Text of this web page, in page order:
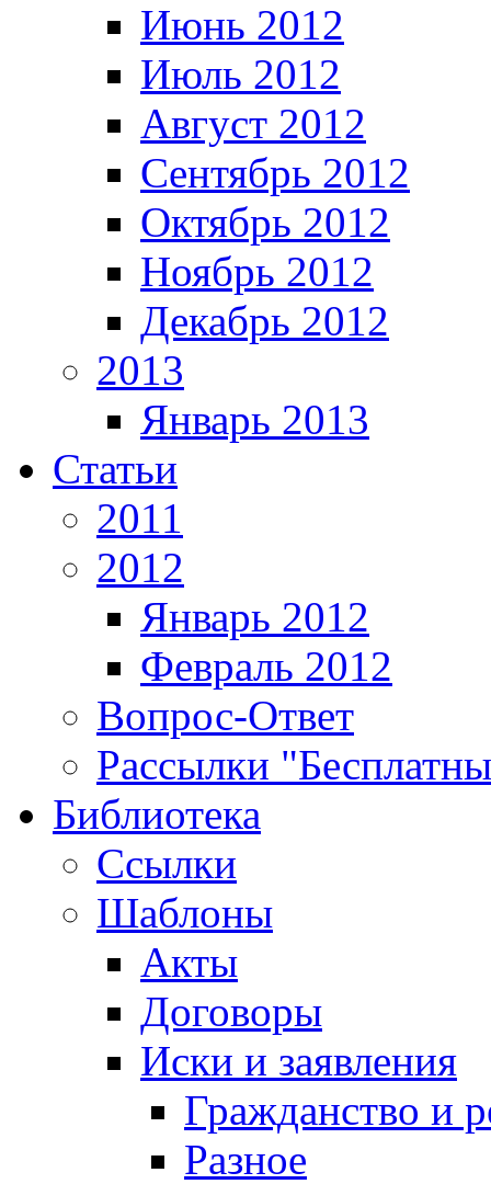
Июнь 2012
Июль 2012
Август 2012
Сентябрь 2012
Октябрь 2012
Ноябрь 2012
Декабрь 2012
2013
Январь 2013
Статьи
2011
2012
Январь 2012
Февраль 2012
Вопрос-Ответ
Рассылки
Библиотека
Ссылки
Шаблоны
Акты
Договоры
Иски и заявления
Гражданство и
Разное